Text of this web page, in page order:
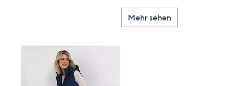
Mehr sehen